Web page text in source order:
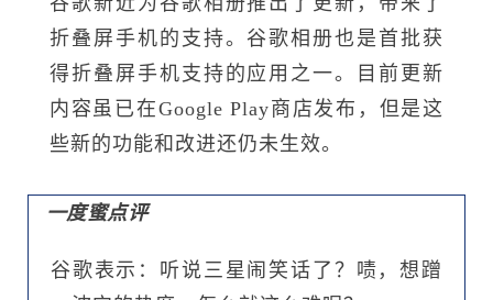
折叠屏手机的支持。谷歌相册也是首批获
得折叠屏手机支持的应用之一。目前更新
内容虽已在Google Play商店发布，但是这
些新的功能和改进还仍未生效。
一度蜜点评
谷歌表示：听说三星闹笑话了？啧，想蹭